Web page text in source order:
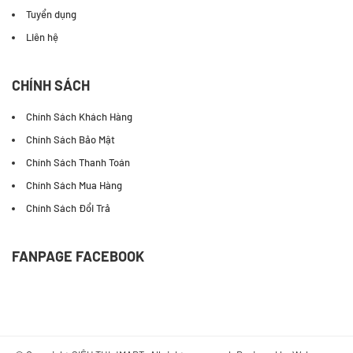
Tuyển dụng
Liên hệ
CHÍNH SÁCH
Chính Sách Khách Hàng
Chính Sách Bảo Mật
Chính Sách Thanh Toán
Chính Sách Mua Hàng
Chính Sách Đổi Trả
FANPAGE FACEBOOK